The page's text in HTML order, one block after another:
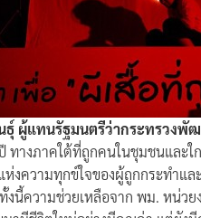
นธุ์ ผู้แทนรัฐมนตรีว่ากระทรว
างภาคใต้ที่ถูกคนในชุมชนและใ
ห่งความทุกข์ใจของผู้ถูกกระทำแ
นี้ความช่วยเหลือจาก พม. หน่วย
ามีชีวิตใหม่อย่างมีคุณค่า แต่ยัง